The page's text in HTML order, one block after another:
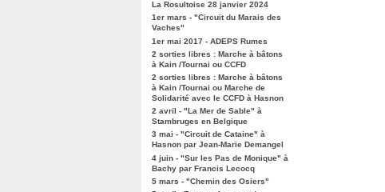
La Rosultoise 28 janvier 2024
1er mars - "Circuit du Marais des
Vaches"
1er mai 2017 - ADEPS Rumes
2 sorties libres : Marche à bâtons
à Kain /Tournai ou CCFD
2 sorties libres : Marche à bâtons
à Kain /Tournai ou Marche de
Solidarité avec le CCFD à Hasnon
2 avril - "La Mer de Sable" à
Stambruges en Belgique
3 mai - "Circuit de Cataine" à
Hasnon par Jean-Marie Demangel
4 juin - "Sur les Pas de Monique" à
Bachy par Francis Lecocq
5 mars - "Chemin des Osiers"